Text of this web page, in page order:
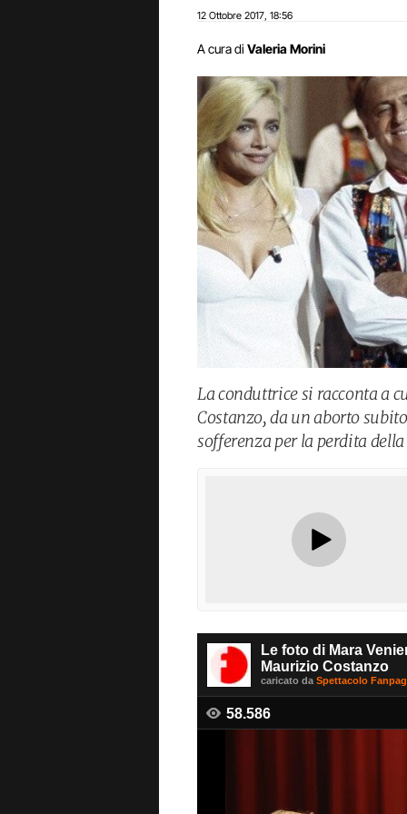
12 Ottobre 2017 18:56
A cura di Valeria Morini
La conduttrice si racconta a
Costanzo, da un aborto
sofferenza per la perdita